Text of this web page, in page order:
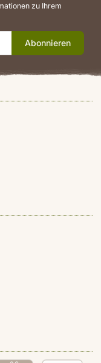
zu Ihrem
Abonnieren